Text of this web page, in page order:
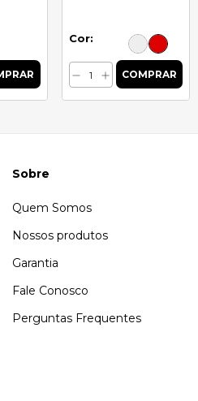
Cor:
Sobre
Quem Somos
Nossos produtos
Garantia
Fale Conosco
Perguntas Frequentes